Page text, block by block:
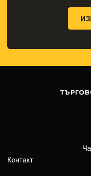
Контакт